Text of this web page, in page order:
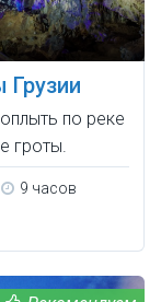
по реке
гроты.
9 часов